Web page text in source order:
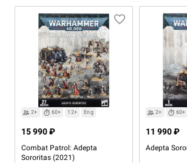
2+ 60+ 12+ Eng
Combat Patrol: Adepta
Sororitas (2021)
15 990 ₽
2+ 60+
Adepta
11 990 ₽